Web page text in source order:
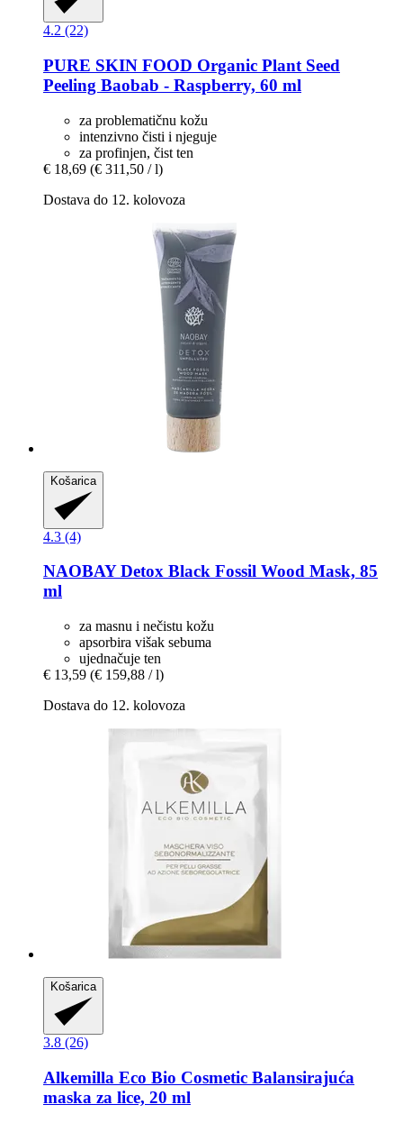
4.2 (22)
PURE SKIN FOOD Organic Plant Seed
Peeling Baobab -​ Raspberry, 60 ml
za problematičnu kožu
intenzivno čisti i njeguje
za profinjen, čist ten
€ 18,69 (€ 311,50 / l)
Dostava do 12. kolovoza
Košarica
4.3 (4)
NAOBAYDetox Black Fossil Wood Mask, 85
ml
za masnu i nečistu kožu
apsorbira višak sebuma
ujednačuje ten
€ 13,59 (€ 159,88 / l)
Dostava do 12. kolovoza
Košarica
3.8 (26)
Alkemilla Eco Bio Cosmetic Balansirajuća
maska za lice, 20 ml